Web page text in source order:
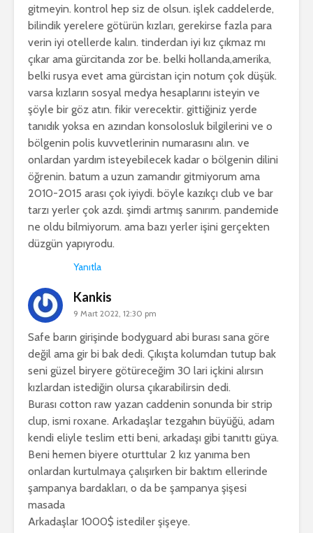
gitmeyin. kontrol hep siz de olsun. işlek caddelerde,
bilindik yerelere götürün kızları, gerekirse fazla para
verin iyi otellerde kalın. tinderdan iyi kız çıkmaz mı
çıkar ama gürcitanda zor be. belki hollanda,amerika,
belki rusya evet ama gürcistan için notum çok düşük.
varsa kızların sosyal medya hesaplarını isteyin ve
şöyle bir göz atın. fikir verecektir. gittiğiniz yerde
tanıdık yoksa en azından konsolosluk bilgilerini ve o
bölgenin polis kuvvetlerinin numarasını alın. ve
onlardan yardım isteyebilecek kadar o bölgenin dilini
öğrenin. batum a uzun zamandır gitmiyorum ama
2010-2015 arası çok iyiydi. böyle kazıkçı club ve bar
tarzı yerler çok azdı. şimdi artmış sanırım. pandemide
ne oldu bilmiyorum. ama bazı yerler işini gerçekten
düzgün yapıyrodu.
Yanıtla
Kankis
9 Mart 2022, 12:30 pm
Safe barın girişinde bodyguard abi burası sana göre
değil ama gir bi bak dedi. Çıkışta kolumdan tutup bak
seni güzel biryere götüreceğim 30 lari içkini alırsın
kızlardan istediğin olursa çıkarabilirsin dedi.
Burası cotton raw yazan caddenin sonunda bir strip
clup, ismi roxane. Arkadaşlar tezgahın büyüğü, adam
kendi eliyle teslim etti beni, arkadaşı gibi tanıttı güya.
Beni hemen biyere oturttular 2 kız yanıma ben
onlardan kurtulmaya çalışırken bir baktım ellerinde
şampanya bardakları, o da be şampanya şişesi
masada
Arkadaşlar 1000$ istediler şişeye.